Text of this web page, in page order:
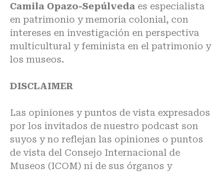
Camila Opazo-Sepúlveda es especialista
en patrimonio y memoria colonial, con
intereses en investigación en perspectiva
multicultural y feminista en el patrimonio y
los museos.
DISCLAIMER
Las opiniones y puntos de vista expresados
por los invitados de nuestro podcast son
suyos y no reflejan las opiniones o puntos
de vista del Consejo Internacional de
Museos (ICOM) ni de sus órganos y